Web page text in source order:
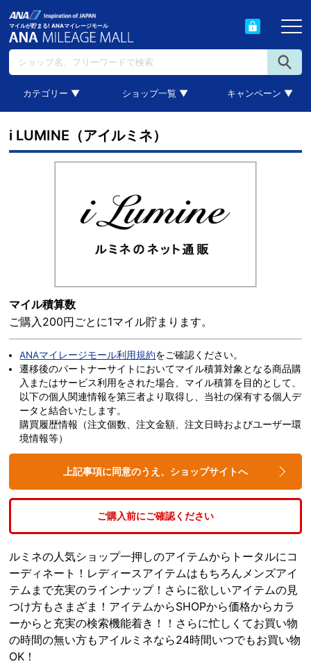
マイルが貯まる! ANAマイレージモール
カテゴリー ▼ ショップ一覧 ▼ キャンペーン ▼
i LUMINE（アイルミネ）
マイル積算数
ご購入200円ごとに1マイル貯まります。
ANAマイレージモール利用規約をご確認ください。
遷移後のパートナーサイトにおいてマイル積算対象となる商品購
入またはサービス利用をされた場合、マイル積算を目的として、
以下の個人関連情報を第三者より取得し、当社の保有する個人デ
ータと結合いたします。
購買履歴情報（注文個数、注文金額、注文日時およびユーザー環
境情報等）
上記事項に同意のうえ、ショップサイトへ
ご購入前にご確認ください
ルミネの人気ショップ一押しのアイテムからトータルにコ
ーディネート！レディースアイテムはもちろんメンズアイ
テムまで充実のラインナップ！さらに欲しいアイテムの見
つけ方もさまざま！アイテムからSHOPから価格からカラ
ーからと充実の検索機能着き！！さらに忙しくてお買い物
の時間の無い方もアイルミネなら24時間いつでもお買い物
OK！